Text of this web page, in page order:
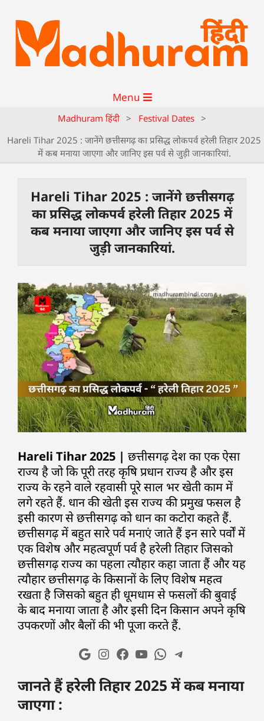
Menu
Madhuram हिंदी > Festival Dates >
Hareli Tihar 2025 : जानेंगे छत्तीसगढ़ का प्रसिद्ध लोकपर्व हरेली तिहार 2025
में कब मनाया जाएगा और जानिए इस पर्व से जुड़ी जानकारियां.
Hareli Tihar 2025 : जानेंगे छत्तीसगढ़
का प्रसिद्ध लोकपर्व हरेली तिहार 2025 में
कब मनाया जाएगा और जानिए इस पर्व से
जुड़ी जानकारियां.
Hareli Tihar 2025 | छत्तीसगढ़ देश का एक ऐसा
राज्य है जो कि पूरी तरह कृषि प्रधान राज्य है और इस
राज्य के रहने वाले रहवासी पूरे साल भर खेती काम में
लगे रहते हैं. धान की खेती इस राज्य की प्रमुख फसल है
इसी कारण से छत्तीसगढ़ को धान का कटोरा कहते हैं.
छत्तीसगढ़ में बहुत सारे पर्व मनाएं जाते हैं इन सारे पर्वों में
एक विशेष और महत्वपूर्ण पर्व है हरेली तिहार जिसको
छत्तीसगढ़ राज्य का पहला त्यौहार कहा जाता हैं और यह
त्यौहार छत्तीसगढ़ के किसानों के लिए विशेष महत्व
रखता है जिसको बहुत ही धूमधाम से फसलों की बुवाई
के बाद मनाया जाता है और इसी दिन किसान अपने कृषि
उपकरणों और बैलों की भी पूजा करते हैं.
जानते हैं हरेली तिहार 2025 में कब मनाया
जाएगा :